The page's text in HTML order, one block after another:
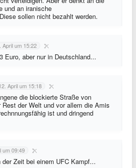
und an iranische
sollen nicht bezahlt werden.
April um 15:22
Euro, aber nur in Deutschland...
April um 15:18
die blockierte Straße von
der Welt und vor allem die Amis
ist und dringend
um 09:49
der Zeit bei einem UFC Kampf...